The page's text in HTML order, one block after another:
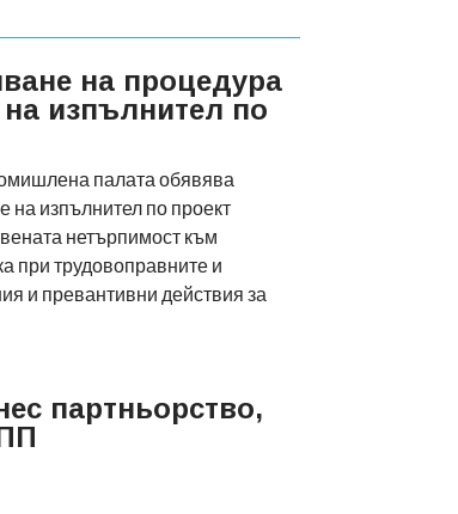
на процедура
изпълнител по
палата обявява
на изпълнител по проект
нетърпимост към
при трудовоправните и
и превантивни действия за
партньорство,